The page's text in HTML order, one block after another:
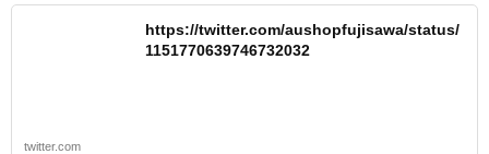
https://twitter.com/aushopfujisawa/status/
1151770639746732032
twitter.com